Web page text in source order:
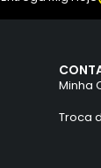
Minha
Troca